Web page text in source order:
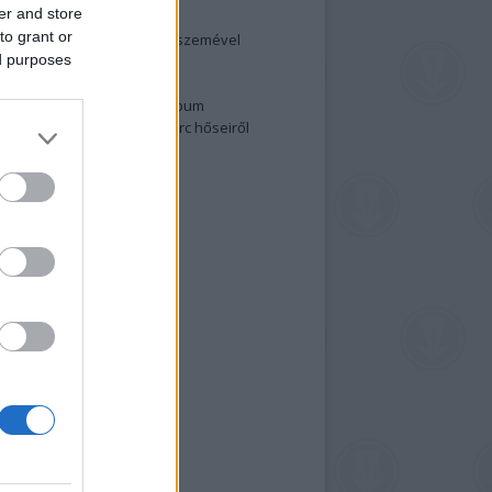
and store
grant or
purposes
és anatómia
egy holland fotós szemével
fotók 2015-ből
a nagy meztelen album
meg a 48-as szabadságharc hőseiről
fotókat!
feliratkozás